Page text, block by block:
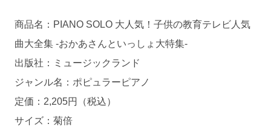
商品名：PIANO SOLO 大人気！子供の教育テレビ人気
曲大全集 -おかあさんといっしょ大特集-
出版社：ミュージックランド
ジャンル名：ポピュラーピアノ
定価：2,205円（税込）
サイズ：菊倍